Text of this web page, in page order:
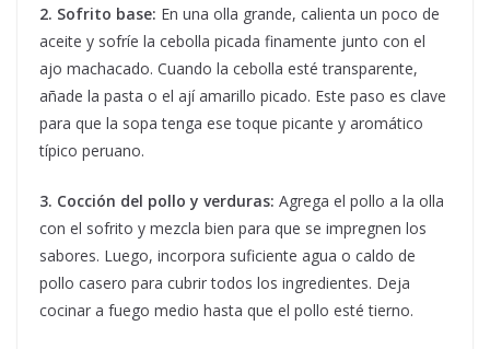
2. Sofrito base: En una olla grande, calienta un poco de
aceite y sofríe la cebolla picada finamente junto con el
ajo machacado. Cuando la cebolla esté transparente,
añade la pasta o el ají amarillo picado. Este paso es clave
para que la sopa tenga ese toque picante y aromático
típico peruano.
3. Cocción del pollo y verduras: Agrega el pollo a la olla
con el sofrito y mezcla bien para que se impregnen los
sabores. Luego, incorpora suficiente agua o caldo de
pollo casero para cubrir todos los ingredientes. Deja
cocinar a fuego medio hasta que el pollo esté tierno.